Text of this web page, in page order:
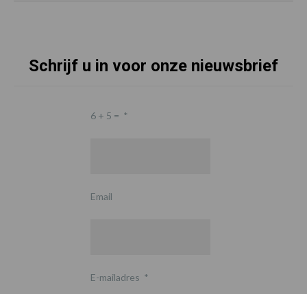
Schrijf u in voor onze nieuwsbrief
6 + 5 = *
Email
E-mailadres *